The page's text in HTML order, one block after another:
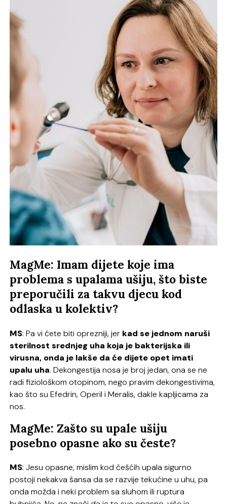
MagMe: Imam dijete koje ima
problema s upalama ušiju, što biste
preporučili za takvu djecu kod
odlaska u kolektiv?
MS: Pa vi ćete biti oprezniji, jer kad se jednom naruši
sterilnost srednjeg uha koja je bakterijska ili
virusna, onda je lakše da će dijete opet imati
upalu uha. Dekongestija nosa je broj jedan, ona se ne
radi fiziološkom otopinom, nego pravim dekongestivima,
kao što su Efedrin, Operil i Meralis, dakle kapljicama za
nos.
MagMe: Zašto su upale ušiju
posebno opasne ako su česte?
MS: Jesu opasne, mislim kod češćih upala sigurno
postoji nekakva šansa da se razvije tekućine u uhu, pa
onda možda i neki problem sa sluhom ili ruptura